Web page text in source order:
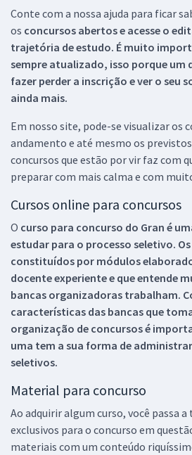
Conte com a nossa ajuda para ficar
os concursos abertos e acesse o
trajetória de estudo. É muito
sempre atualizado, isso porque um
fazer perder a inscrição e ver o seu
ainda mais.
Em nosso site, pode-se visualizar os
andamento e até mesmo os
concursos que estão por vir faz com
preparar com mais calma e com
Cursos online para concursos
O curso para concurso do Gran é
estudar para o processo seletivo.
constituídos por módulos
docente experiente e que entende
bancas organizadoras trabalham.
características das bancas que
organização de concursos é
uma tem a sua forma de
seletivos.
Material para concurso
Ao adquirir algum curso, você passa
exclusivos para o concurso em
materiais com um conteúdo